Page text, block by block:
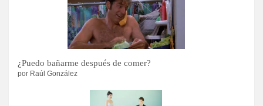
¿Puedo bañarme después de comer?
por Raúl González